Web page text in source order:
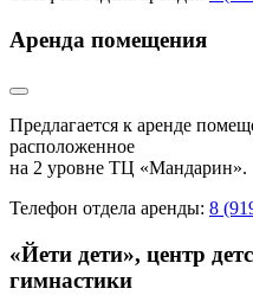
Аренда помещения
Предлагается к аренде
расположенное
на 2 уровне ТЦ «Мандарин».
Телефон отдела аренды: 8
«Йети дети», центр
гимнастики